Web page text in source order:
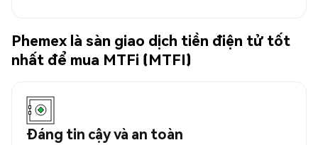
Phemex là sàn giao dịch tiền điện tử tốt
nhất để mua MTFi (MTFI)
Đáng tin cậy và an toàn